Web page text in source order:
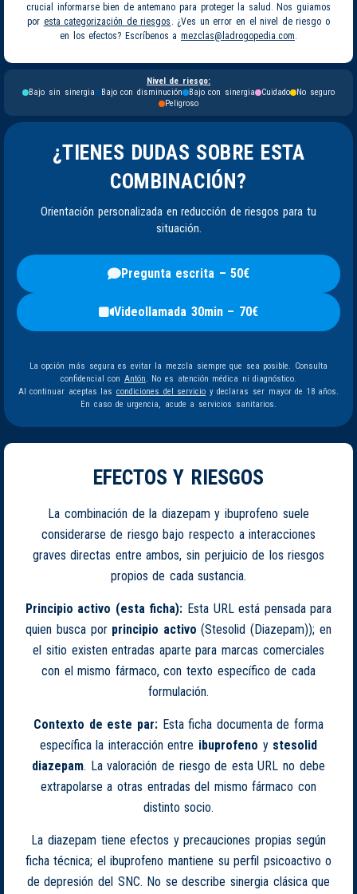
crucial informarse bien de antemano para proteger la salud. Nos guiamos
por esta categorización de riesgos . ¿Ves un error en el nivel de riesgo o
en los efectos? Escríbenos a mezclas@ladrogopedia.com.
Nivel de riesgo:
Bajo sin sinergia
Bajo con disminución Bajo con sinergia Cuidado
No seguro
Peligroso
¿TIENES DUDAS SOBRE ESTA
COMBINACIÓN?
Orientación personalizada en reducción de riesgos para tu
situación.
Pregunta escrita – 50€
Videollamada 30min – 70€
La opción más segura es evitar la mezcla siempre que sea posible. Consulta
confidencial con Antón. No es atención médica ni diagnóstico.
Al continuar aceptas las condiciones del servicio y declaras ser mayor de 18 años.
En caso de urgencia, acude a servicios sanitarios.
EFECTOS Y RIESGOS
La combinación de la diazepam y ibuprofeno suele
considerarse de riesgo bajo respecto a interacciones
graves directas entre ambos, sin perjuicio de los riesgos
propios de cada sustancia.
Principio activo (esta ficha): Esta URL está pensada para
quien busca por principio activo (Stesolid (Diazepam)); en
el sitio existen entradas aparte para marcas comerciales
con el mismo fármaco, con texto específico de cada
formulación.
Contexto de este par:Esta ficha documenta de forma
específica la interacción entre ibuprofeno y stesolid
diazepam. La valoración de riesgo de esta URL no debe
extrapolarse a otras entradas del mismo fármaco con
distinto socio.
La diazepam tiene efectos y precauciones propias según
ficha técnica; el ibuprofeno mantiene su perfil psicoactivo o
de depresión del SNC. No se describe sinergia clásica que